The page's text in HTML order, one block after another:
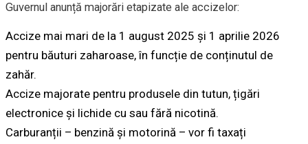
Guvernul anunță majorări etapizate ale accizelor:
Accize mai mari de la 1 august 2025 și 1 aprilie 2026
pentru băuturi zaharoase, în funcție de conținutul de
zahăr.
Accize majorate pentru produsele din tutun, țigări
electronice și lichide cu sau fără nicotină.
Carburanții – benzină și motorină – vor fi taxați